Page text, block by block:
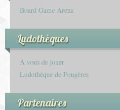
Board Game Arena
Ludothèques
À vous de jouer
Ludothèque de Fougères
Partenaires